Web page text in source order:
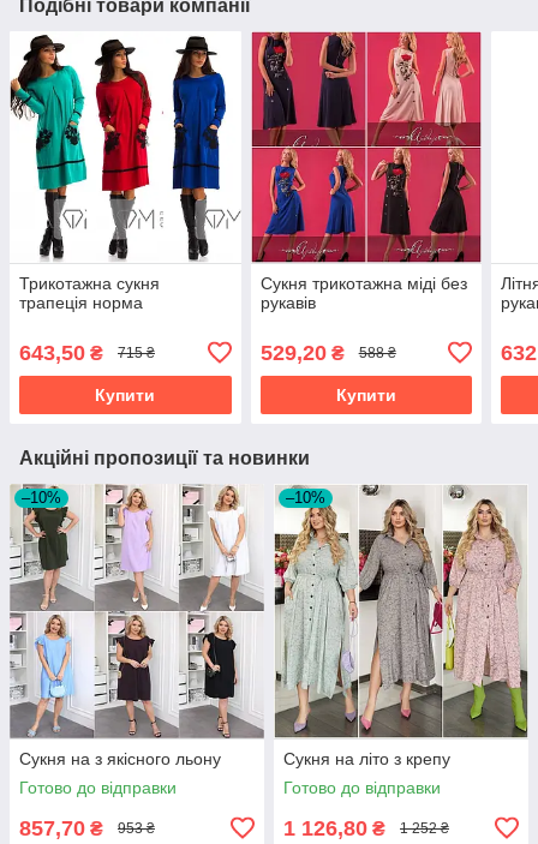
Подібні товари компанії
Трикотажна сукня
трапеція норма
643,50 ₴ 715 ₴
Купити
Сукня трикотажна міді без
рукавів
529,20₴ 588 ₴
Купити
Акційні пропозиції та новинки
–10%
Сукня на з якісного льону
Готово до відправки
857,70 ₴ 953 ₴
–10%
Сукня на літо з крепу
Готово до відправки
1 126,80 ₴ 1 252 ₴